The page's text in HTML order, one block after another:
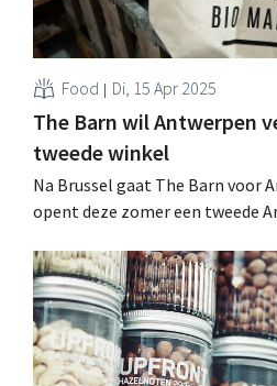
Food Di, 15 Apr 2025
The Barn wil Antwerpen
tweede winkel
Na Brussel gaat The Barn voor
opent deze zomer een tweede
maar we hebben ons